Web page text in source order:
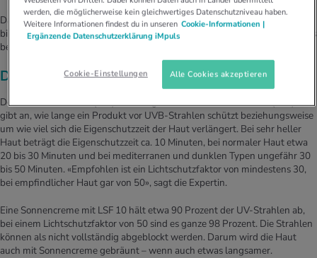
Das bekannteste Sonnenschutzmittel überhaupt ist die Sonnencreme. Sie
bietet effektiven Schutz vor den schädlichen UV-Strahlen. Doch was gilt es
bezüglich Lichtschutzfaktor, Filter und Auftragen zu beachten?
Der Lichtschutzfaktor (LSF)
Der Lichtschutzfaktor (LSF) – auf Englisch Sun Protection Factor (SPF)–
gibt an, wie lange ein Produkt vor UVB-Strahlen schützt beziehungsweise
um wie viel sich die Eigenschutzzeit der Haut verlängert. Bei sehr heller
Haut beträgt die Eigenschutzzeit ca. 10 Minuten, bei normaler Haut etwa
20 bis 30 Minuten und bei mediterranen und dunklen Typen ungefähr 30
bis 50 Minuten. «Empfohlen ist ein Lichtschutzfaktor von mindestens 30,
bei empfindlicher Haut gar von 50», sagt die Expertin.
Eine Sonnencreme mit LSF 10 hält etwa 90 Prozent der UV-Strahlen ab,
bei einem Lichtschutzfaktor von 50 sind es ganze 98 Prozent. Die Strahlen
können als nicht vollständig abgeblockt werden. Darum wird die Haut
auch mit Sonnencreme gebräunt – wenn auch etwas langsamer.
werden, die möglicherweise kein gleichwertiges Datenschutzniveau haben.
Weitere Informationen findest du in unseren Cookie-Informationen |
Ergänzende Datenschutzerklärung iMpuls
Cookie-Einstellungen Alle Cookies akzeptieren